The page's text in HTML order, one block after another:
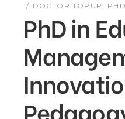
DOCTOR TOPUP
PhD in